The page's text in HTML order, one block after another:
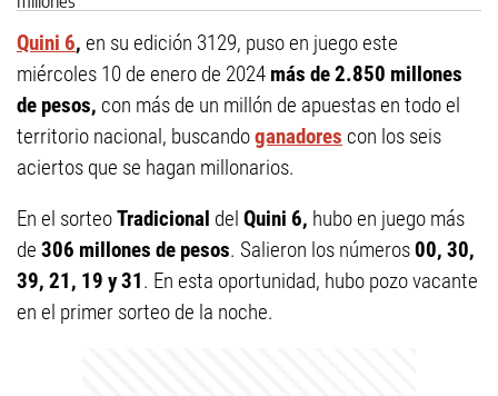
Quini 6, en su edición 3129, puso en juego este
miércoles 10 de enero de 2024 más de 2.850 millones
de pesos, con más de un millón de apuestas en todo el
territorio nacional, buscandoganadores con los seis
aciertos que se hagan millonarios.
En el sorteoTradicional del Quini 6, hubo en juego más
de 306 millones de pesos. Salieron los números00, 30,
39, 21, 19 y 31. En esta oportunidad, hubo pozo vacante
en el primer sorteo de la noche.